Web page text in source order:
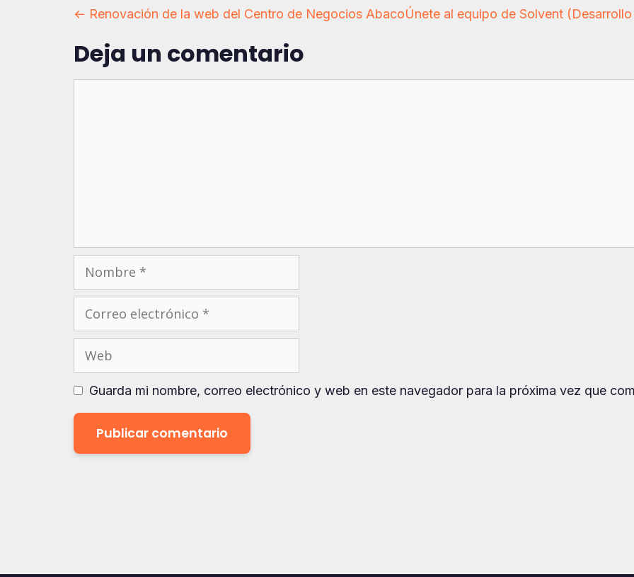
Navegación
de
← Renovación de la web del Centro de Negocios AbacoÚnete al equipo de Solvent
Deja un comentario
Nombre
Correo
electrónico
Web
Guarda mi nombre, correo electrónico y web en este navegador para la próxima vez que